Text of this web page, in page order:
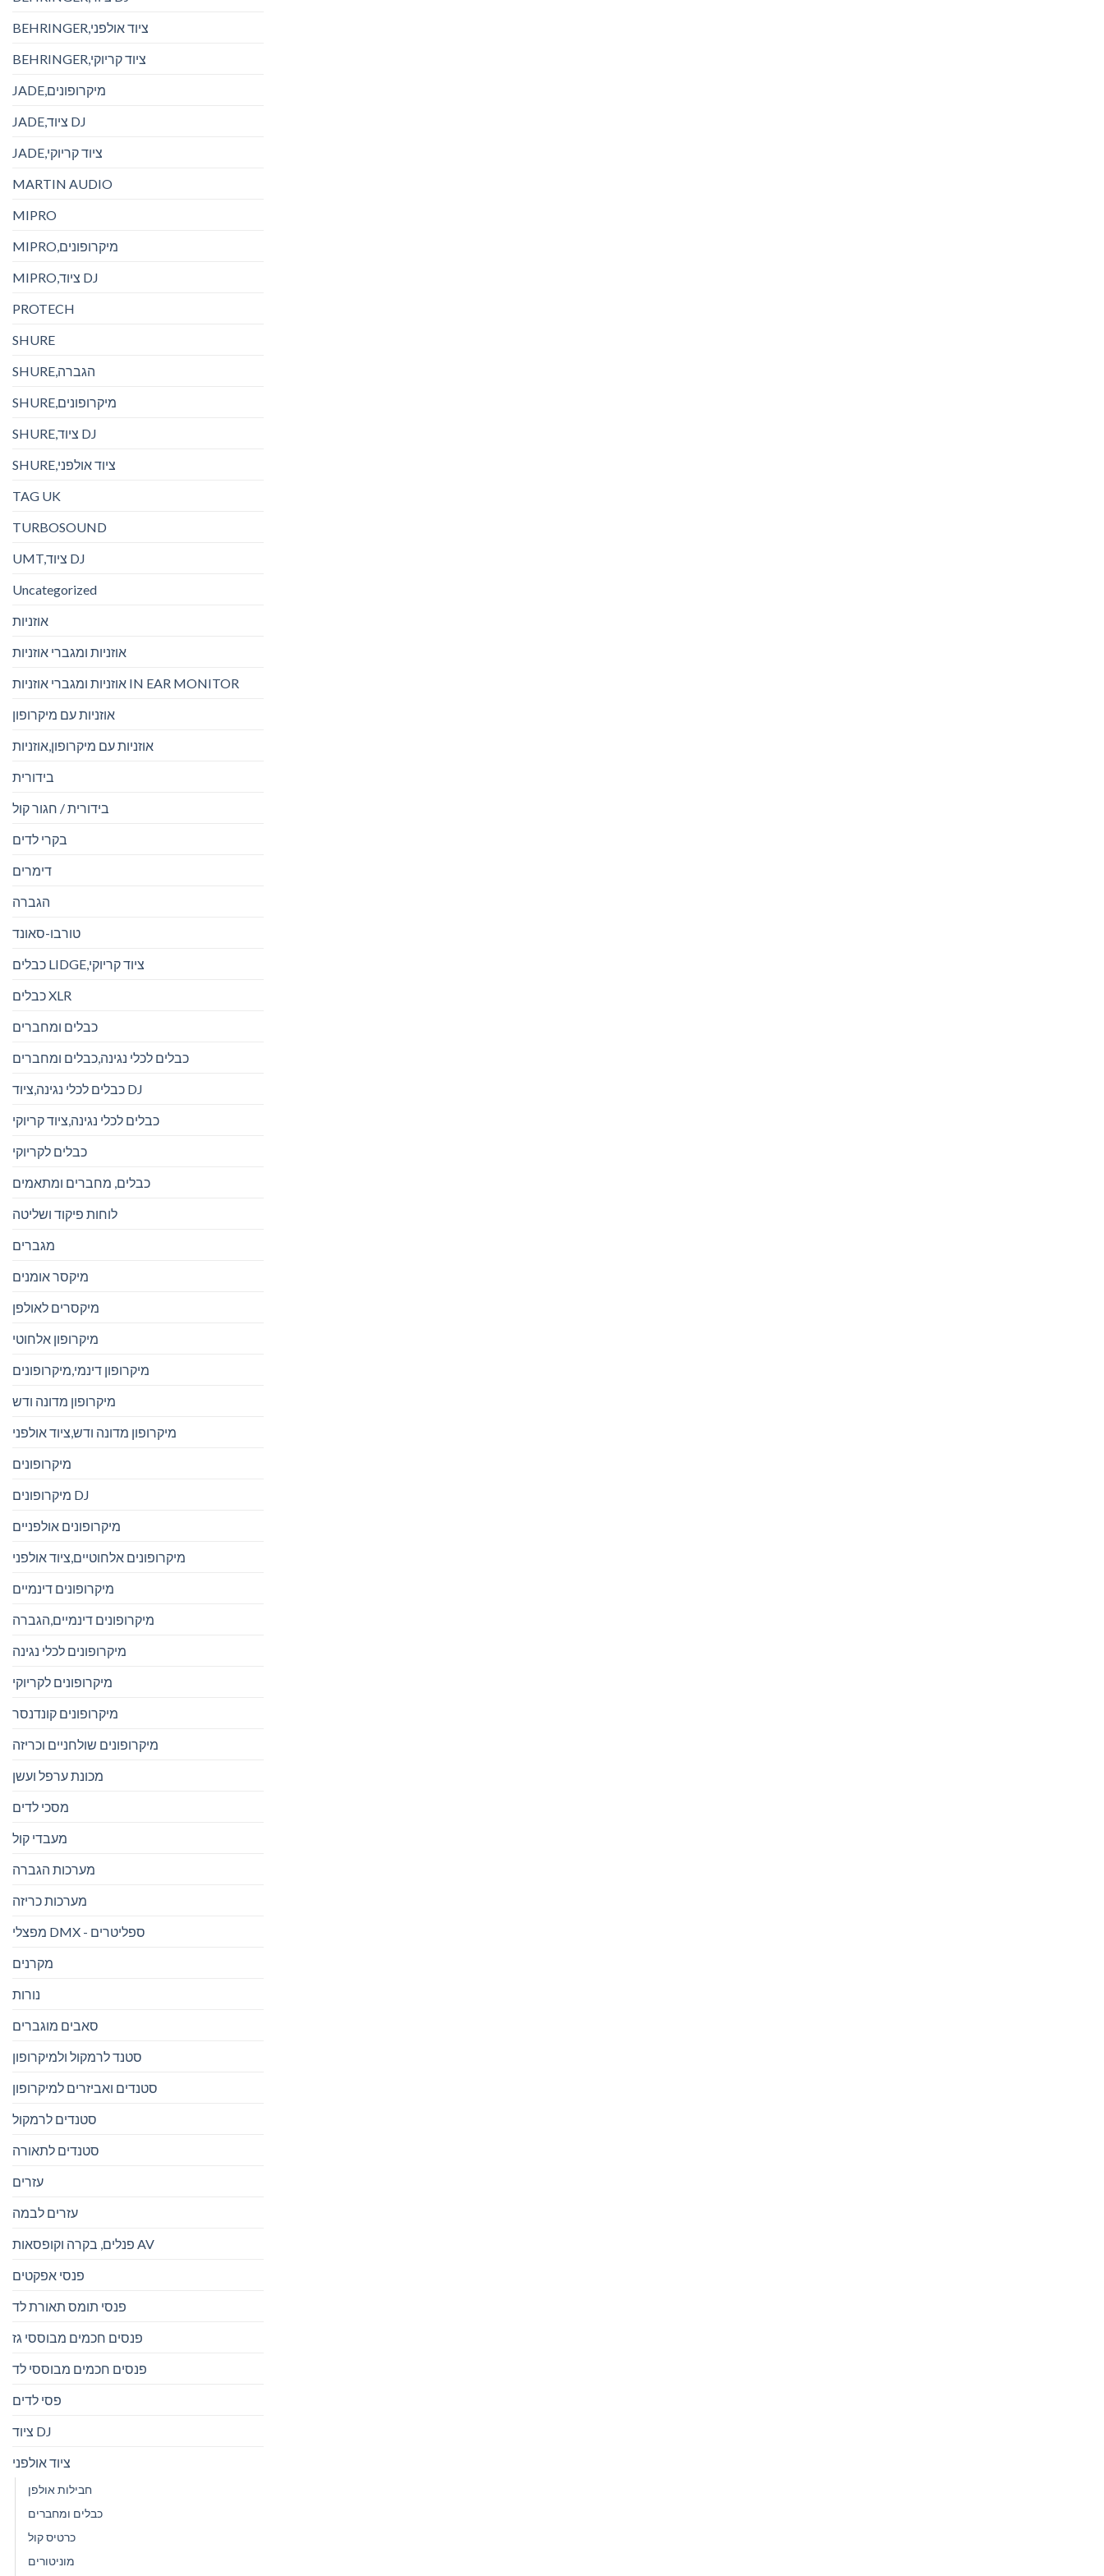
BEHRINGER,ציוד אולפני
BEHRINGER,ציוד קריוקי
JADE,מיקרופונים
JADE,ציוד DJ
JADE,ציוד קריוקי
MARTIN AUDIO
MIPRO
MIPRO,מיקרופונים
MIPRO,ציוד DJ
PROTECH
SHURE
SHURE,הגברה
SHURE,מיקרופונים
SHURE,ציוד DJ
SHURE,ציוד אולפני
TAG UK
TURBOSOUND
UMT,ציוד DJ
Uncategorized
אוזניות
אוזניות ומגברי אוזניות
אוזניות ומגברי אוזניות IN EAR MONITOR
אוזניות עם מיקרופון
אוזניות עם מיקרופון,אוזניות
בידורית
בידורית / חגור קול
בקרי לדים
דימרים
הגברה
טורבו-סאונד
כבלים LIDGE,ציוד קריוקי
כבלים XLR
כבלים ומחברים
כבלים לכלי נגינה,כבלים ומחברים
כבלים לכלי נגינה,ציוד DJ
כבלים לכלי נגינה,ציוד קריוקי
כבלים לקריוקי
כבלים, מחברים ומתאמים
לוחות פיקוד ושליטה
מגברים
מיקסר אומנים
מיקסרים לאולפן
מיקרופון אלחוטי
מיקרופון דינמי,מיקרופונים
מיקרופון מדונה ודש
מיקרופון מדונה ודש,ציוד אולפני
מיקרופונים
מיקרופונים DJ
מיקרופונים אולפניים
מיקרופונים אלחוטיים,ציוד אולפני
מיקרופונים דינמיים
מיקרופונים דינמיים,הגברה
מיקרופונים לכלי נגינה
מיקרופונים לקריוקי
מיקרופונים קונדנסר
מיקרופונים שולחניים וכריזה
מכונת ערפל ועשן
מסכי לדים
מעבדי קול
מערכות הגברה
מערכות כריזה
מפצלי DMX - ספליטרים
מקרנים
נורות
סאבים מוגברים
סטנד לרמקול ולמיקרופון
סטנדים ואביזרים למיקרופון
סטנדים לרמקול
סטנדים לתאורה
עזרים
עזרים לבמה
פנלים, בקרה וקופסאות AV
פנסי אפקטים
פנסי תומס תאורת לד
פנסים חכמים מבוססי גז
פנסים חכמים מבוססי לד
פסי לדים
ציוד DJ
ציוד אולפני
חבילות אולפן
כבלים ומחברים
כרטיס קול
מוניטורים